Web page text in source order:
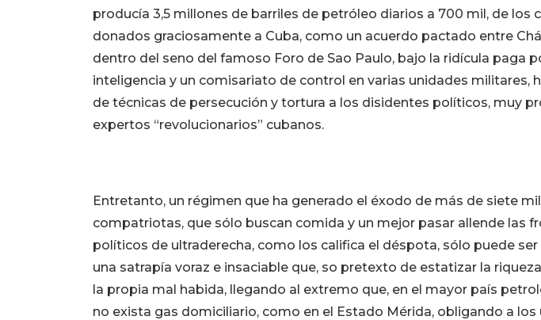
producía 3,5 millones de barriles de petróleo diarios a 700 mil, de los
donados graciosamente a Cuba, como un acuerdo pactado entre
dentro del seno del famoso Foro de Sao Paulo, bajo la ridícula paga
inteligencia y un comisariato de control en varias unidades militares,
de técnicas de persecución y tortura a los disidentes políticos, muy
expertos “revolucionarios” cubanos.
Entretanto, un régimen que ha generado el éxodo de más de siete
compatriotas, que sólo buscan comida y un mejor pasar allende las
políticos de ultraderecha, como los califica el déspota, sólo puede
una satrapía voraz e insaciable que, so pretexto de estatizar la
la propia mal habida, llegando al extremo que, en el mayor país
no exista gas domiciliario, como en el Estado Mérida, obligando a los